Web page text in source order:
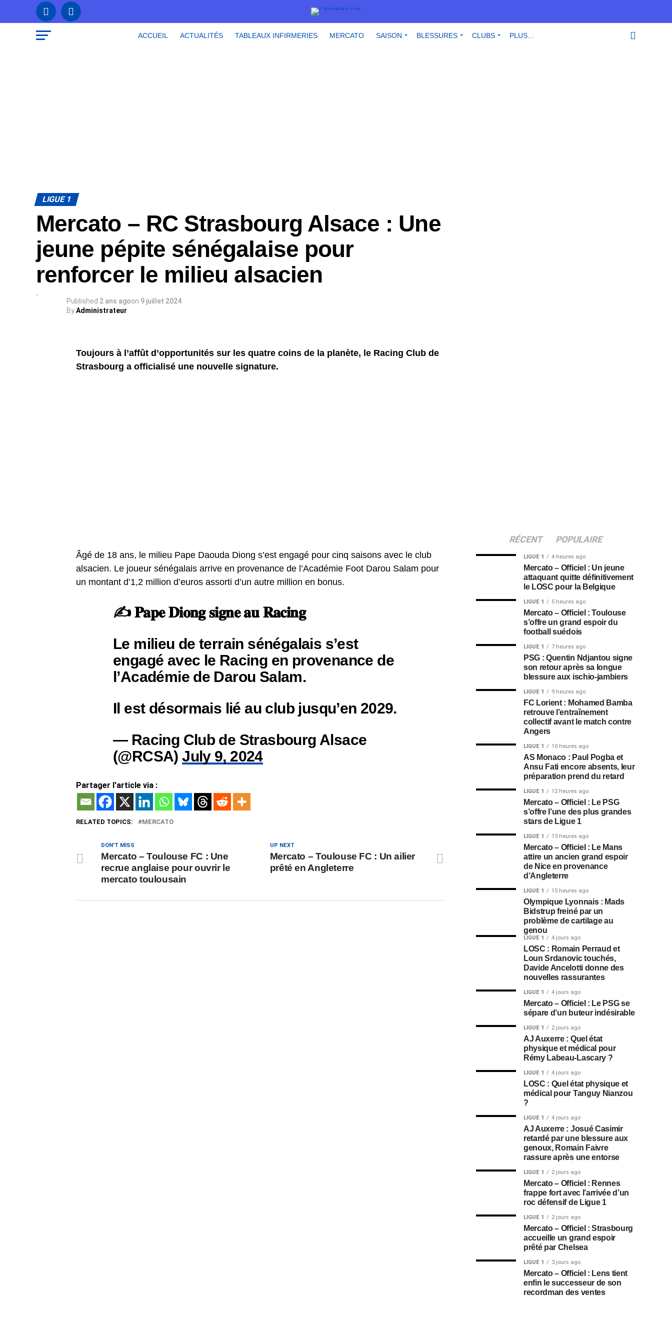
ACCUEIL ACTUALITÉS TABLEAUX INFIRMERIES MERCATO SAISON BLESSURES CLUBS PLUS…
LIGUE 1
Mercato – RC Strasbourg Alsace : Une
jeune pépite sénégalaise pour
renforcer le milieu alsacien
Published 2 ans agoon 9 juillet 2024
ByAdministrateur
Toujours à l’affût d’opportunités sur les quatre coins de la planète, le Racing Club de
Strasbourg a officialisé une nouvelle signature.
Âgé de 18 ans, le milieu Pape Daouda Diong s’est engagé pour cinq saisons avec le club
alsacien. Le joueur sénégalais arrive en provenance de l’Académie Foot Darou Salam pour
un montant d’1,2 million d’euros assorti d’un autre million en bonus.
✍️ 𝐏𝐚𝐩𝐞 𝐃𝐢𝐨𝐧𝐠 𝐬𝐢𝐠𝐧𝐞 𝐚𝐮 𝐑𝐚𝐜𝐢𝐧𝐠
Le milieu de terrain sénégalais s’est
engagé avec le Racing en provenance de
l’Académie de Darou Salam.
Il est désormais lié au club jusqu’en 2029.
— Racing Club de Strasbourg Alsace
(@RCSA)July 9, 2024
Partager l'article via :
RELATED TOPICS: MERCATO
UP NEXT
Mercato – Toulouse FC : Un ailier
prêté en Angleterre
DON'T MISS
Mercato – Toulouse FC : Une
recrue anglaise pour ouvrir le
mercato toulousain
RÉCENT POPULAIRE
LIGUE 1 4 heures ago
Mercato – Officiel : Un jeune
attaquant quitte définitivement
le LOSC pour la Belgique
LIGUE 1 5 heures ago
Mercato – Officiel : Toulouse
s’offre un grand espoir du
football suédois
LIGUE 1 7 heures ago
PSG : Quentin Ndjantou signe
son retour après sa longue
blessure aux ischio-jambiers
LIGUE 1 9 heures ago
FC Lorient : Mohamed Bamba
retrouve l’entraînement
collectif avant le match contre
Angers
LIGUE 1 10 heures ago
AS Monaco : Paul Pogba et
Ansu Fati encore absents, leur
préparation prend du retard
LIGUE 1 12 heures ago
Mercato – Officiel : Le PSG
s’offre l’une des plus grandes
stars de Ligue 1
LIGUE 1 13 heures ago
Mercato – Officiel : Le Mans
attire un ancien grand espoir
de Nice en provenance
d’Angleterre
LIGUE 1 15 heures ago
Olympique Lyonnais : Mads
Bidstrup freiné par un
problème de cartilage au
genou
LIGUE 1 4 jours ago
LOSC : Romain Perraud et
Loun Srdanovic touchés,
Davide Ancelotti donne des
nouvelles rassurantes
LIGUE 1 4 jours ago
Mercato – Officiel : Le PSG se
sépare d’un buteur indésirable
LIGUE 1 2 jours ago
AJ Auxerre : Quel état
physique et médical pour
Rémy Labeau-Lascary ?
LIGUE 1 4 jours ago
LOSC : Quel état physique et
médical pour Tanguy Nianzou
?
LIGUE 1 4 jours ago
AJ Auxerre : Josué Casimir
retardé par une blessure aux
genoux, Romain Faivre
rassure après une entorse
LIGUE 1 2 jours ago
Mercato – Officiel : Rennes
frappe fort avec l’arrivée d’un
roc défensif de Ligue 1
LIGUE 1 2 jours ago
Mercato – Officiel : Strasbourg
accueille un grand espoir
prêté par Chelsea
LIGUE 1 3 jours ago
Mercato – Officiel : Lens tient
enfin le successeur de son
recordman des ventes